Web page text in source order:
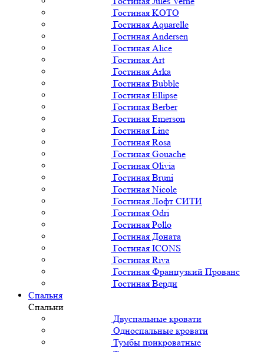
Гостиная KOTO
Гостиная Aquarelle
Гостиная Andersen
Гостиная Alice
Гостиная Art
Гостиная Arka
Гостиная Bubble
Гостиная Ellipse
Гостиная Berber
Гостиная Emerson
Гостиная Line
Гостиная Rosa
Гостиная Gouache
Гостиная Olivia
Гостиная Bruni
Гостиная Nicole
Гостиная Лофт СИТИ
Гостиная Odri
Гостиная Pollo
Гостиная Доната
Гостиная ICONS
Гостиная Riva
Гостиная Французкий Прованс
Гостиная Верди
Спальня
Спальни
Двуспальные кровати
Односпальные кровати
Тумбы прикроватные